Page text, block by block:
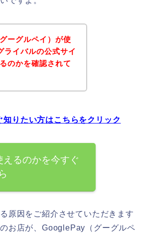
ーグルペイ）が使
ライバルの公式サイ
のかを確認されて
りたい方はこちらをクリック
るのかを今すぐ
原因をご紹介させていただきます
お店が、GooglePay（グーグルペ